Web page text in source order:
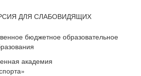
бюджетное образовательное
академия